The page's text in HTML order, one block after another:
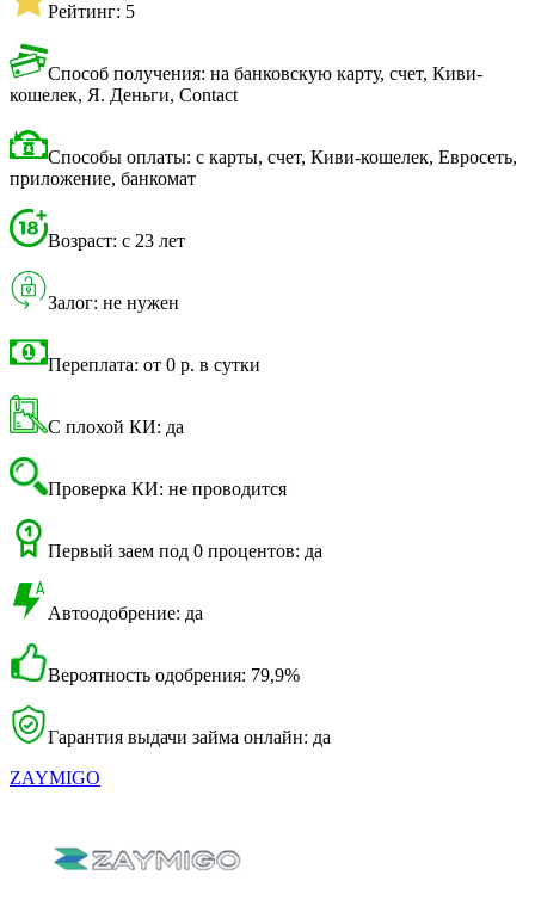
Рейтинг: 5
Способ получения: на банковскую карту, счет, Киви-
кошелек, Я. Деньги, Contact
Способы оплаты: с карты, счет, Киви-кошелек, Евросеть,
приложение, банкомат
Возраст: с 23 лет
Залог: не нужен
Переплата: от 0 р. в сутки
С плохой КИ: да
Проверка КИ: не проводится
Первый заем под 0 процентов: да
Автоодобрение: да
Вероятность одобрения: 79,9%
Гарантия выдачи займа онлайн: да
ZAYMIGO